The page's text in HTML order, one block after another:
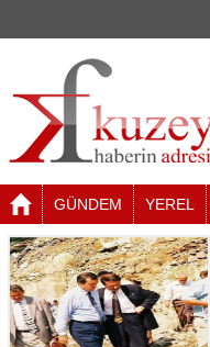
GÜNDEM YEREL